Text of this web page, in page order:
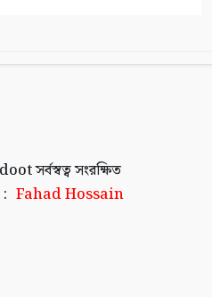
সর্বস্বত্ব সংরক্ষিত
Fahad Hossain